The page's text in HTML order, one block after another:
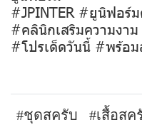
#JPINTER #ยูนิฟอร์
#คลินิกเสริมความง
#โปรเด็ดวันนี้ #พร้อม
#ชุดสครับ #เสื้อสค